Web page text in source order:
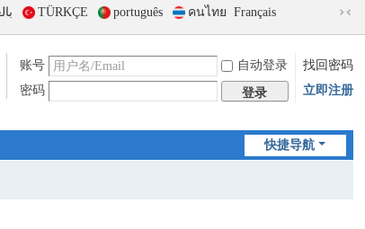
TÜRKÇE português คนไทย Français
到
版
账号 自动登录
找回密码
密码
登录 立即注册
快捷导航